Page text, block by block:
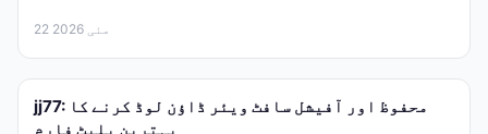
22 مئی 2026
jj77: محفوظ اور آفیشل سافٹ ویئر ڈاؤن لوڈ کرنے کا
بہترین پلیٹ فارم